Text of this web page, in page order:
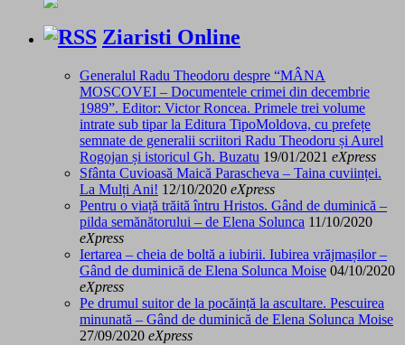
Ziaristi Online
Generalul Radu Theodoru despre “MÂNA
MOSCOVEI – Documentele crimei din decembrie
1989”. Editor: Victor Roncea. Primele trei volume
intrate sub tipar la Editura TipoMoldova, cu prefețe
semnate de generalii scriitori Radu Theodoru și Aurel
Rogojan și istoricul Gh. Buzatu 19/01/2021 eXpress
Sfânta Cuvioasă Maică Parascheva – Taina cuviinței.
La Mulți Ani! 12/10/2020 eXpress
Pentru o viață trăită întru Hristos. Gând de duminică –
pilda semănătorului – de Elena Solunca 11/10/2020
eXpress
Iertarea – cheia de boltă a iubirii. Iubirea vrăjmașilor –
Gând de duminică de Elena Solunca Moise 04/10/2020
eXpress
Pe drumul suitor de la pocăință la ascultare. Pescuirea
minunată – Gând de duminică de Elena Solunca Moise
27/09/2020 eXpress